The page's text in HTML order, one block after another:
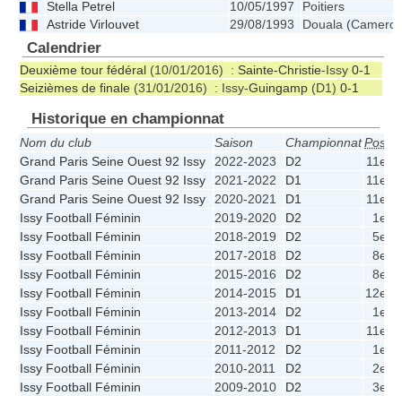
Stella Petrel
10/05/1997
Poitiers
Astride Virlouvet
29/08/1993 Douala
Calendrier
Deuxième tour fédéral (10/01/2016) : Sainte-Christie-Issy 0-1
Seizièmes de finale (31/01/2016) : Issy-Guingamp (D1) 0-1
Historique en championnat
Nom du club Saison ChampionnatPos.
Grand Paris Seine Ouest 92 Issy
2022-2023 D2 11e
Grand Paris Seine Ouest 92 Issy
2021-2022 D1 11e
Grand Paris Seine Ouest 92 Issy
2020-2021 D1 11e
Issy Football Féminin
2019-2020 D2 1e
Issy Football Féminin
2018-2019 D2 5e
Issy Football Féminin
2017-2018 D2 8e
Issy Football Féminin
2015-2016 D2 8e
Issy Football Féminin
2014-2015 D1 12e
Issy Football Féminin
2013-2014 D2 1e
Issy Football Féminin
2012-2013 D1 11e
Issy Football Féminin
2011-2012 D2 1e
Issy Football Féminin
2010-2011 D2 2e
Issy Football Féminin
2009-2010 D2 3e